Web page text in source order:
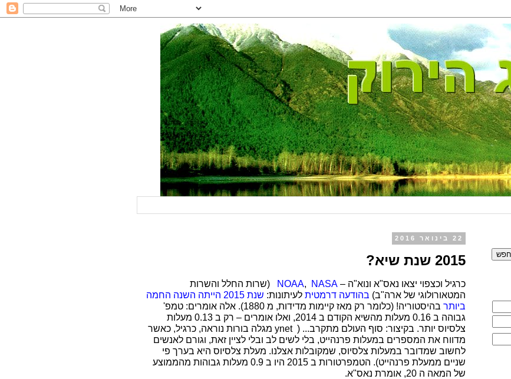
22 בינואר 2016
2015 שנת שיא?
כרגיל וכצפוי יצאו נאס"א ונוא"ה – NASA
NOAA,
(שרות החלל והשרות
המטאורולוגי של ארה"ב) בהודעה דרמטית לעיתונות: שנת 2015 הייתה השנה
החמה
ביותר בהיסטוריה!
(כלומר רק מאז קיימות מדידות, מ 1880). אלה אומרים: טמפ'
גבוהה ב 0.16 מעלות מהשיא הקודם ב 2014, ואלו אומרים – רק ב 0.13 מעלות
צלסיוס יותר. בקיצור: סוף העולם מתקרב... ( ynet מגלה בורות נוראה, כרגיל, כאשר
מדווח את המספרים במעלות פרנהייט, בלי לשים לב ובלי לציין זאת, וגורם לאנשים
לחשוב שמדובר במעלות צלסיוס, שמקובלות אצלנו. מעלת צלסיוס היא בערך פי
שניים ממעלת פרנהייט). הטמפרטורות ב 2015 היו ב 0.9 מעלות גבוהות מהממוצע
של המאה ה 20, אומרת נאס"א.